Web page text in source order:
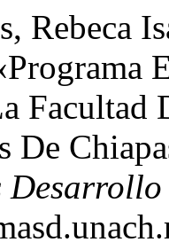
Rebeca
Facultad
De
Desarrollo